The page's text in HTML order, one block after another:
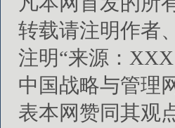
转载请注明作者
注明“来源：
中国战略与管理
表本网赞同其观